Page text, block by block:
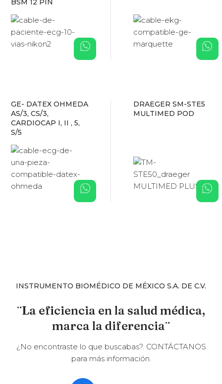
BSM 12 PIN
GE- DATEX OHMEDA
AS/3, CS/3,
CARDIOCAP I, II , 5,
S/5
DRAEGER SM-STE5
MULTIMED POD
INSTRUMENTO BIOMÉDICO DE MÉXICO S.A. DE C.V.
¨La eficiencia en la salud médica,
marca la diferencia¨
¿No encontraste lo que buscabas?. CONTÁCTANOS
para más información.